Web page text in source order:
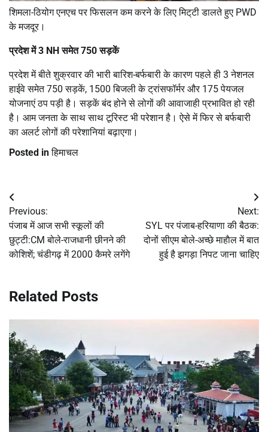
शिमला-ठियोग एनएच पर फिसलन कम करने के लिए मिट्‌टी डालते हुए PWD
के मजदूर।
प्रदेश में 3 NH समेत 750 सड़कें
प्रदेश में बीते शुक्रवार की भारी बारिश-बर्फबारी के कारण पहले ही 3 नेशनल
हाईवे समेत 750 सड़कें, 1500 बिजली के ट्रांसफॉर्मर और 175 पेयजल
योजनाएं ठप पड़ी है। सड़कें बंद होने से लोगों की आवाजाही प्रभावित हो रही
है। आम जनता के साथ साथ टूरिस्ट भी परेशान है। ऐसे में फिर से बर्फबारी
का अलर्ट लोगों की परेशानियां बढ़ाएगा।
Posted inहिमाचल
Post
navigation
Previous:
पंजाब में आज सभी स्कूलों की
छुट्टी:CM बोले-राजधानी छीनने की
कोशिशें; चंडीगढ़ में 2000 कैमरे लगेंगे
Next:
SYL पर पंजाब-हरियाणा की बैठक:
दोनों सीएम बोले-अच्छे माहाैल में बात
हुई है झगड़ा निपट जाना चाहिए
Related Posts